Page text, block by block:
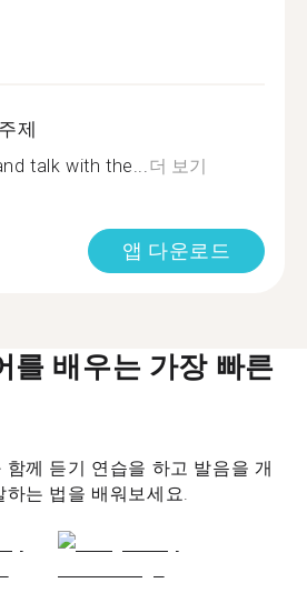
제
talk with the... 더 보기
앱 다운로드
를 배우는 가장 빠른
께 듣기 연습을 하고 발음을 개
는 법을 배워보세요.